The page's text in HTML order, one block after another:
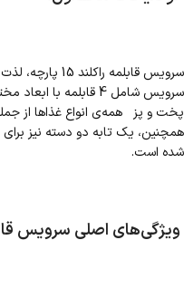
سرویس قابلمه
سرویس شامل 4 قابلمه
پخت و پز همه‌ی انواع غذاها از
همچنین، یک تابه دو دسته نیز
شده است.
ویژگی‌های اصلی سرویس